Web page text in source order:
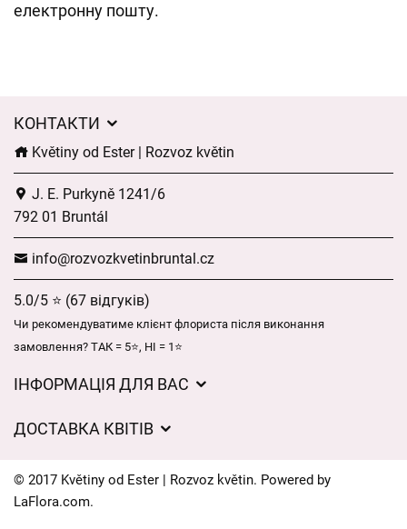
електронну пошту.
КОНТАКТИ
Květiny od Ester | Rozvoz květin
J. E. Purkyně 1241/6
792 01 Bruntál
info@rozvozkvetinbruntal.cz
5.0/5 ⭐ (67 відгуків)
Чи рекомендуватиме клієнт флориста після виконання
замовлення? ТАК = 5⭐, НІ = 1⭐
ІНФОРМАЦІЯ ДЛЯ ВАС
Захист персональних даних
Час доставки квітів – огляд можливостей
ДОСТАВКА КВІТІВ
Куди ми доставляємо квіти
© 2017 Květiny od Ester | Rozvoz květin. Powered by
LaFlora.com.